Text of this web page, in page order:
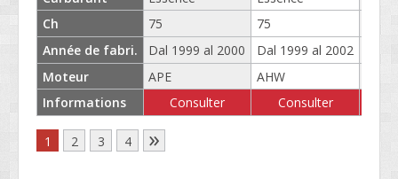
Ch
Année de fabri.
Moteur
Informations
75
Dal 1999 al 2000
APE
Consulter
75
Dal 1999 al 2002
AHW
Consulter
1 2 3 4 »